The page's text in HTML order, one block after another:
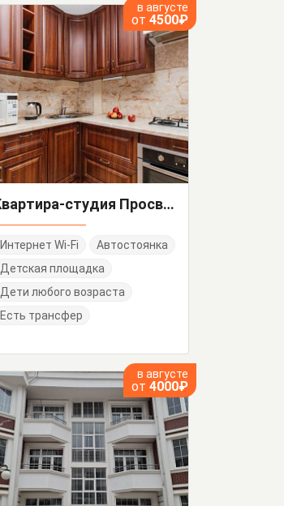
в августе
от 4500₽
Квартира-студия Просвещения 167
Интернет Wi-Fi
Автостоянка
Детская площадка
Дети любого возраста
Есть трансфер
в августе
от 4000₽